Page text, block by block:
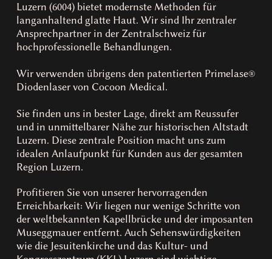
Luzern (6004) bietet modernste Methoden für
langanhaltend glatte Haut. Wir sind Ihr zentraler
Ansprechpartner in der Zentralschweiz für
hochprofessionelle Behandlungen.
Wir verwenden übrigens den patentierten Primelase®
Diodenlaser von Cocoon Medical.
Sie finden uns in bester Lage, direkt am Reussufer
und in unmittelbarer Nähe zur historischen Altstadt
Luzern. Diese zentrale Position macht uns zum
idealen Anlaufpunkt für Kunden aus der gesamten
Region Luzern.
Profitieren Sie von unserer hervorragenden
Erreichbarkeit: Wir liegen nur wenige Schritte von
der weltbekannten Kapellbrücke und der imposanten
Museggmauer entfernt. Auch Sehenswürdigkeiten
wie die Jesuitenkirche und das Kultur- und